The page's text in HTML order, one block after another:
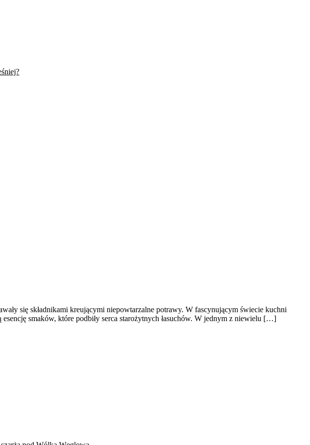
się składnikami kreującymi niepowtarzalne potrawy. W fascynującym świecie kuchni
smaków, które podbiły serca starożytnych łasuchów. W jednym z niewielu […]